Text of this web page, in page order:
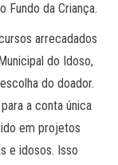
Fundo da Criança.
arrecadados
do Idoso,
do doador.
a conta única
em projetos
e idosos. Isso